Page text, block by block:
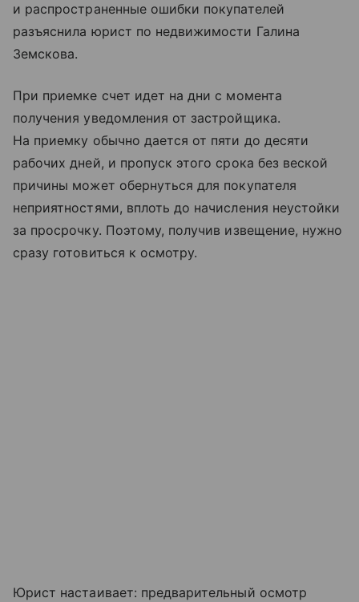
и распространенные ошибки покупателей
разъяснила юрист по недвижимости Галина
Земскова.
При приемке счет идет на дни с момента
получения уведомления от застройщика.
На приемку обычно дается от пяти до десяти
рабочих дней, и пропуск этого срока без веской
причины может обернуться для покупателя
неприятностями, вплоть до начисления неустойки
за просрочку. Поэтому, получив извещение, нужно
сразу готовиться к осмотру.
Юрист настаивает: предварительный осмотр